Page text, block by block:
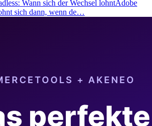
Wann sich der Wechsel lohntAdobe
sich dann, wenn de…